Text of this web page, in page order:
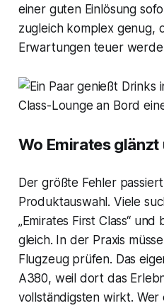
einer guten Einlösung
zugleich komplex genug,
Erwartungen teuer
Wo Emirates
Der größte Fehler
Produktauswahl. Viele
„Emirates First Class“
gleich. In der Praxis
Flugzeug prüfen. Das
A380, weil dort das
vollständigsten wirkt. Wer